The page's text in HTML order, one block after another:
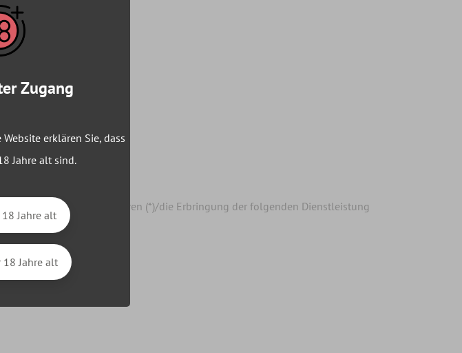
Sie es zurück.)
Kauf der folgenden Waren (*)/die Erbringung der folgenden Dienstleistung
Zugang
erklären Sie, dass
Jahre alt sind.
Jahre alt
Jahre alt